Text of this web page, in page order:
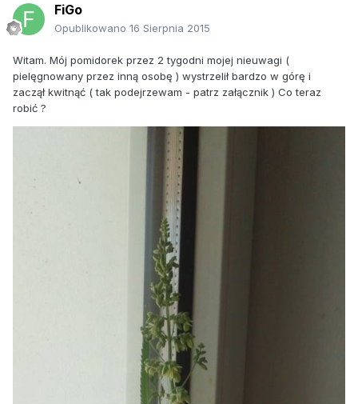
FiGo
Opublikowano 16 Sierpnia 2015
Witam. Mój pomidorek przez 2 tygodni mojej nieuwagi (
pielęgnowany przez inną osobę ) wystrzelił bardzo w górę i
zaczął kwitnąć ( tak podejrzewam - patrz załącznik ) Co teraz
robić ?